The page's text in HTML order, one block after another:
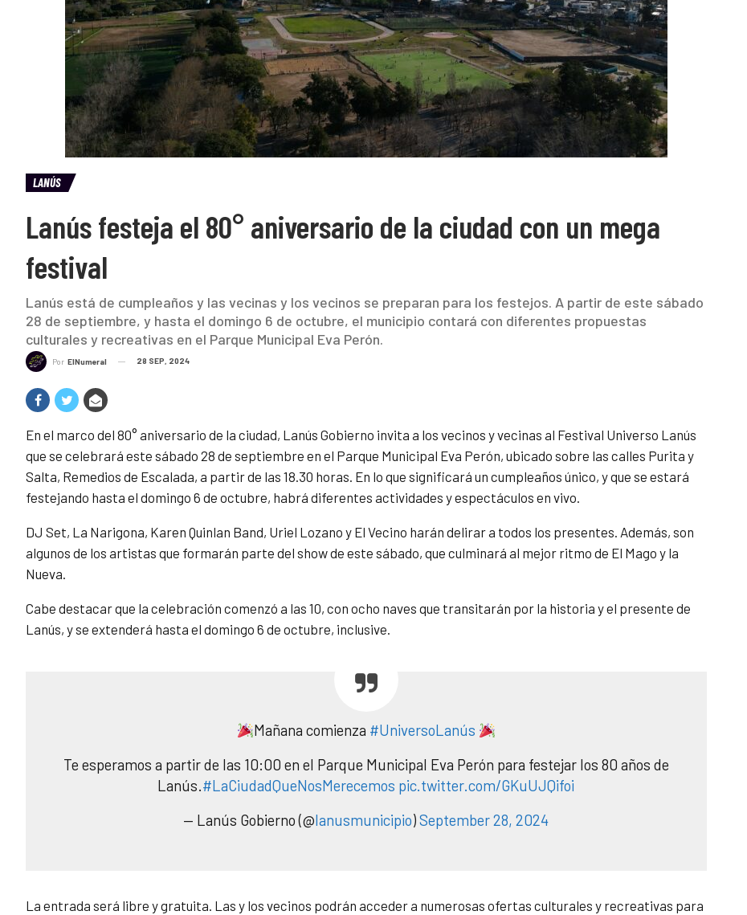
LANÚS
Lanús festeja el 80° aniversario de la ciudad con un mega
festival
Lanús está de cumpleaños y las vecinas y los vecinos se preparan para los festejos. A partir de este sábado
28 de septiembre, y hasta el domingo 6 de octubre, el municipio contará con diferentes propuestas
culturales y recreativas en el Parque Municipal Eva Perón.
Por ElNumeral 28 SEP, 2024
En el marco del 80° aniversario de la ciudad, Lanús Gobierno invita a los vecinos y vecinas al Festival Universo Lanús
que se celebrará este sábado 28 de septiembre en el Parque Municipal Eva Perón, ubicado sobre las calles Purita y
Salta, Remedios de Escalada, a partir de las 18.30 horas. En lo que significará un cumpleaños único, y que se estará
festejando hasta el domingo 6 de octubre, habrá diferentes actividades y espectáculos en vivo.
DJ Set, La Narigona, Karen Quinlan Band, Uriel Lozano y El Vecino harán delirar a todos los presentes. Además, son
algunos de los artistas que formarán parte del show de este sábado, que culminará al mejor ritmo de El Mago y la
Nueva.
Cabe destacar que la celebración comenzó a las 10, con ocho naves que transitarán por la historia y el presente de
Lanús, y se extenderá hasta el domingo 6 de octubre, inclusive.
Mañana comienza #UniversoLanús
Te esperamos a partir de las 10:00 en el Parque Municipal Eva Perón para festejar los 80 años de
Lanús.#LaCiudadQueNosMerecemos pic.twitter.com/GKuUJQifoi
— Lanús Gobierno (@lanusmunicipio)September 28, 2024
La entrada será libre y gratuita. Las y los vecinos podrán acceder a numerosas ofertas culturales y recreativas para